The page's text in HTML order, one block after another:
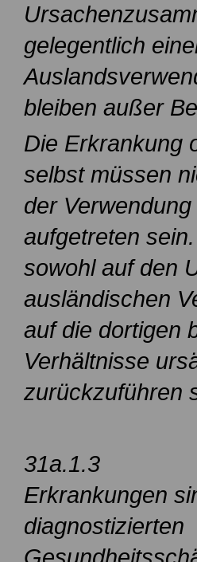
gelegentlich
bleiben außer
Die Erkrankung
selbst müssen
der
aufgetreten
sowohl auf den
ausländischen
auf die dortigen
Verhältnisse
zurückzuführen
31a.1.3
Erkrankungen
diagnostizierten